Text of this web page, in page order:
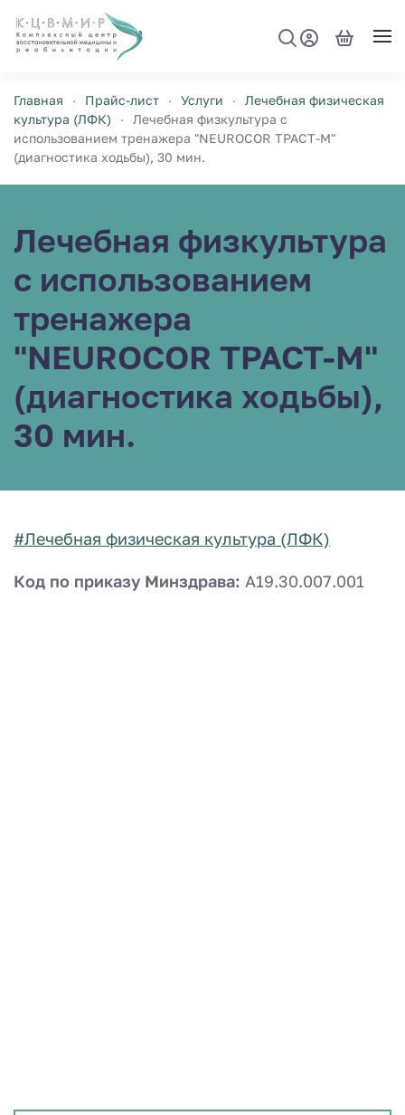
Перейти к содержимому
Главная Прайс-лист Услуги
Лечебная физическая
культура (ЛФК)
Лечебная физкультура с
использованием тренажера "NEUROCOR ТРАСТ-М"
(диагностика ходьбы), 30 мин.
Лечебная физкультура
с использованием
тренажера
"NEUROCOR ТРАСТ-М"
(диагностика ходьбы),
30 мин.
#Лечебная физическая культура (ЛФК)
Код по приказу Минздрава: A19.30.007.001